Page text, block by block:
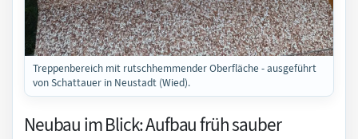
Treppenbereich mit rutschhemmender Oberfläche - ausgeführt
von Schattauer in Neustadt (Wied).
Neubau im Blick: Aufbau früh sauber